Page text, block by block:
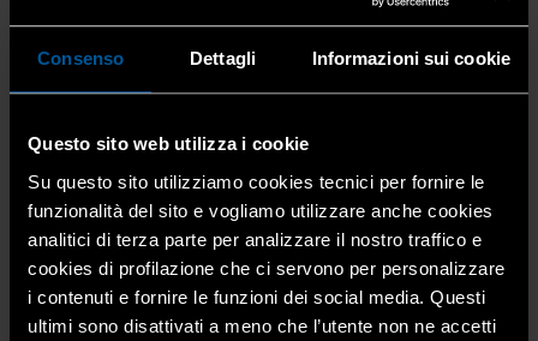
Consenso Dettagli Informazioni sui cookie
Questo sito web utilizza i cookie
Su questo sito utilizziamo cookies tecnici per fornire le
funzionalità del sito e vogliamo utilizzare anche cookies
analitici di terza parte per analizzare il nostro traffico e
cookies di profilazione che ci servono per personalizzare
i contenuti e fornire le funzioni dei social media. Questi
ultimi sono disattivati a meno che l’utente non ne accetti
27 Ott 2025Convenzioni,Home
Convenienza a portata di casa: scopri...
Grazie alla nuova convenzione conA.E. di Milesi & C. Srl
azienda specializzata nellariparazione e nell’assistenza
professionaledi elettrodomestici potrai usufruire di uno
sconto del 10%su: